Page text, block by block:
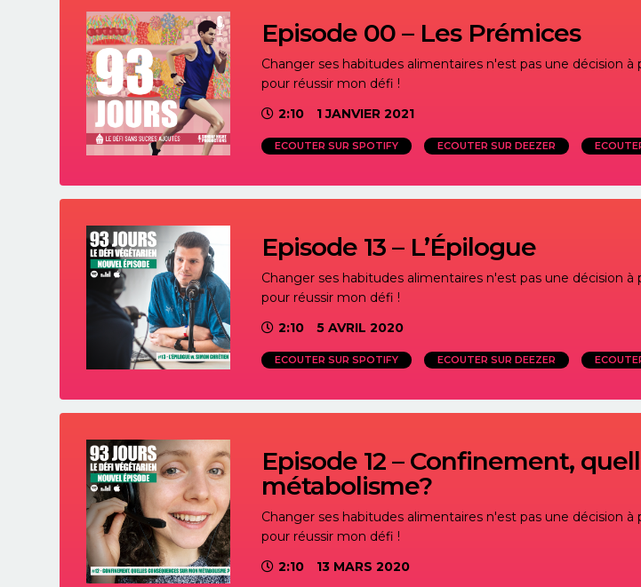
Episode 00 – Les Prémices
Changer ses habitudes alimentaires n'est pas une décision
pour réussir mon défi !
2:10
1 JANVIER 2021
ECOUTER SUR SPOTIFY ECOUTER SUR DEEZER
Episode 13 – L’Épilogue
Changer ses habitudes alimentaires n'est pas une décision
pour réussir mon défi !
2:10
5 AVRIL 2020
ECOUTER SUR SPOTIFY ECOUTER SUR DEEZER
Episode 12 – Confinement,
métabolisme?
Changer ses habitudes alimentaires n'est pas une décision
pour réussir mon défi !
2:10
13 MARS 2020